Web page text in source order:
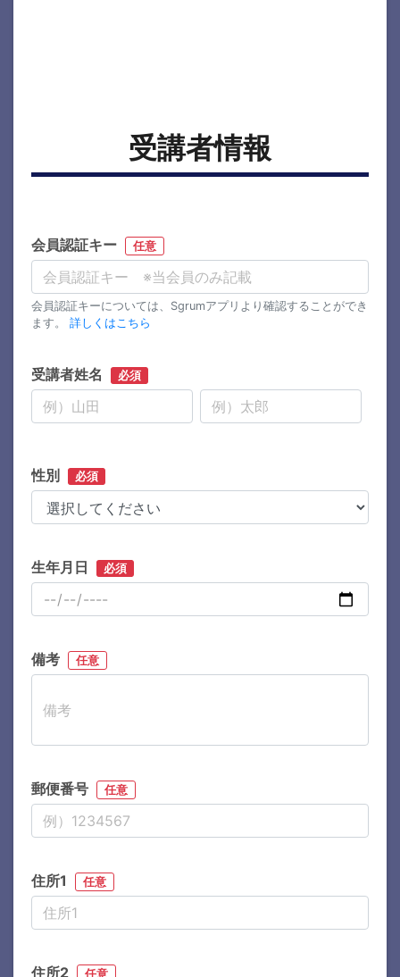
受講者情報
会員認証キー 任意
会員認証キーについては、Sgrumアプリより確認することができ
ます。 詳しくはこちら
受講者姓名 必須
性別 必須
生年月日 必須
備考 任意
郵便番号 任意
住所1 任意
住所2 任意